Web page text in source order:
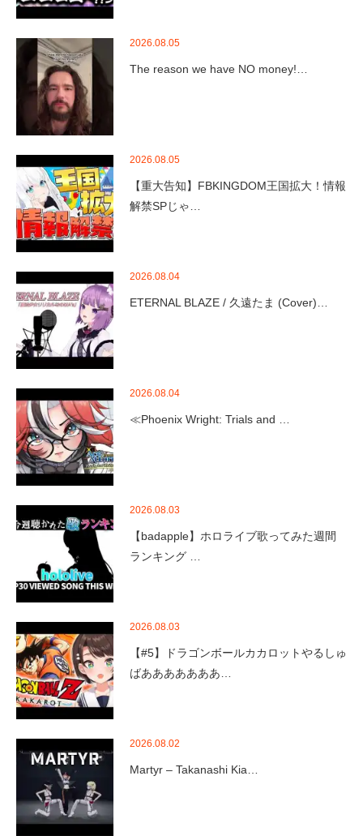
2026.08.05
The reason we have NO money!…
2026.08.05
【重大告知】FBKINGDOM王国拡大！情報
解禁SPじゃ…
2026.08.04
ETERNAL BLAZE / 久遠たま (Cover)…
2026.08.04
≪Phoenix Wright: Trials and …
2026.08.03
【badapple】ホロライブ歌ってみた週間
ランキング …
2026.08.03
【#5】ドラゴンボールカカロットやるしゅ
ばあああああああ…
2026.08.02
Martyr – Takanashi Kia…